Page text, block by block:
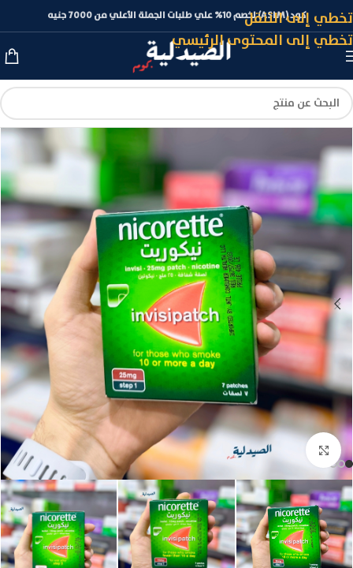
تخطي إلى التنقل
تخطي إلى المحتوى الرئيسي
كود (ASLM) لخصم 10% علي طلبات الجملة الأعلي من 7000 جنيه
انقر للتكبير